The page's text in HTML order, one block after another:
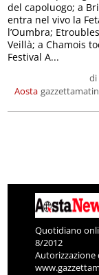
Aosta
di
gazzettamatin
del capoluogo; a
entra nel vivo la
l’Oumbra;
Veillà; a Chamois
Festival A...
Quotidiano
8/2012
Autorizzazione